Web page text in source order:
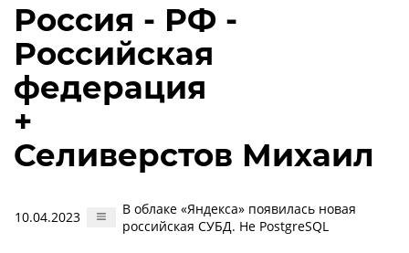
Россия - РФ -
Российская
федерация
+
Селиверстов Михаил
10.04.2023
В облаке «Яндекса» появилась новая
российская СУБД. Не PostgreSQL